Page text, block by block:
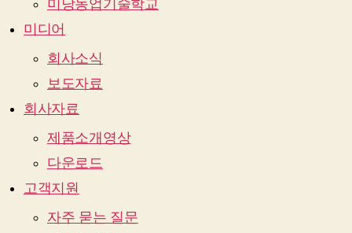
미당농업기술학교
미디어
회사소식
보도자료
회사자료
제품소개영상
다운로드
고객지원
자주 묻는 질문